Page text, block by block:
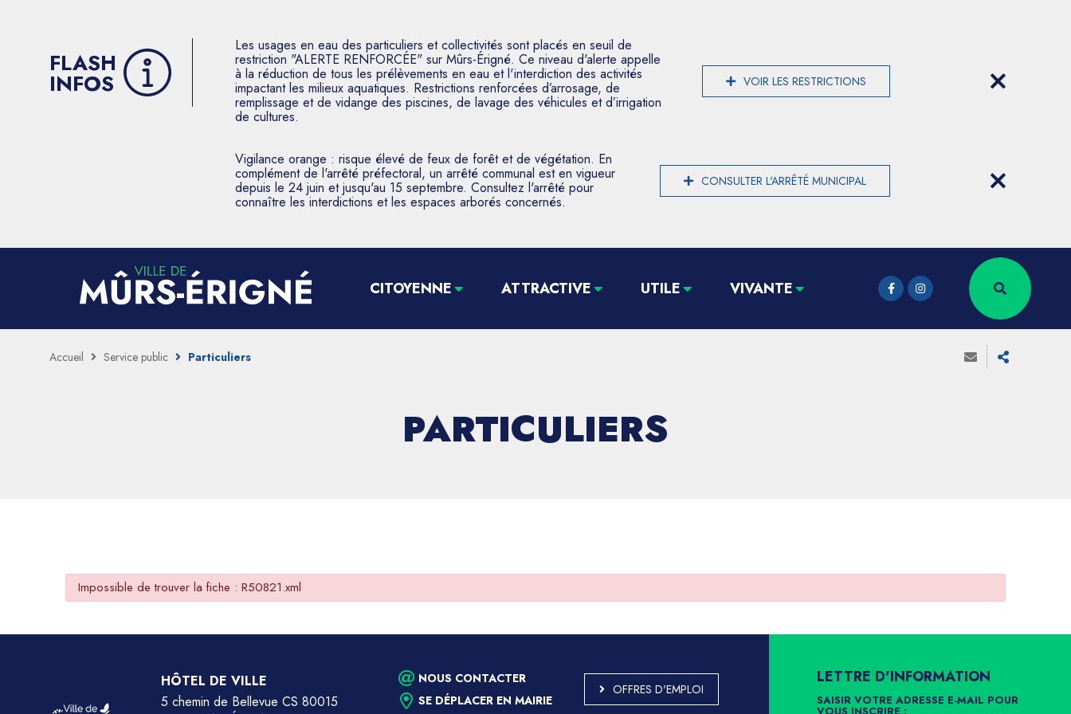
FLASH
INFOS
Les usages en eau des particuliers et collectivités sont placés en seuil de
restriction "ALERTE RENFORCÉE" sur Mûrs-Érigné. Ce niveau d'alerte appelle
à la réduction de tous les prélèvements en eau et l'interdiction des activités
impactant les milieux aquatiques. Restrictions renforcées d’arrosage, de
remplissage et de vidange des piscines, de lavage des véhicules et d’irrigation
de cultures.
VOIR LES RESTRICTIONS
Vigilance orange : risque élevé de feux de forêt et de végétation. En
complément de l'arrêté préfectoral, un arrêté communal est en vigueur
depuis le 24 juin et jusqu'au 15 septembre. Consultez l'arrêté pour
connaître les interdictions et les espaces arborés concernés.
CONSULTER L'ARRÊTÉ MUNICIPAL
CITOYENNE ATTRACTIVE UTILE VIVANTE
Accueil Service public Particuliers
PARTICULIERS
Impossible de trouver la fiche : R50821.xml
HÔTEL DE VILLE
5 chemin de Bellevue CS 80015
NOUS CONTACTER
SE DÉPLACER EN MAIRIE
OFFRES D'EMPLOI
LETTRE D'INFORMATION
SAISIR VOTRE ADRESSE E-MAIL POUR